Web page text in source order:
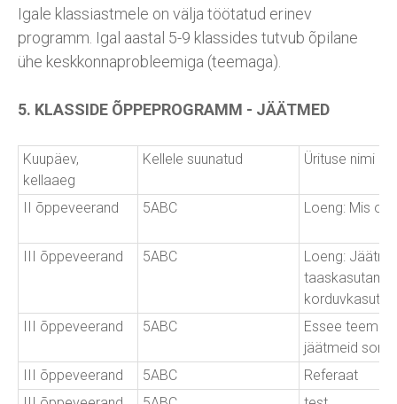
Igale klassiastmele on välja töötatud erinev
programm. Igal aastal 5-9 klassides tutvub õpilane
ühe keskkonnaprobleemiga (teemaga).
5. KLASSIDE ÕPPEPROGRAMM - JÄÄTMED
Kuupäev,
kellaaeg
Kellele suunatud Ürituse nimi
II õppeveerand 5ABC Loeng: Mis on
III õppeveerand 5ABC
Loeng:
III õppeveerand
5ABC
Essee teemal:
jäätmeid
III õppeveerand
5ABC
Referaat